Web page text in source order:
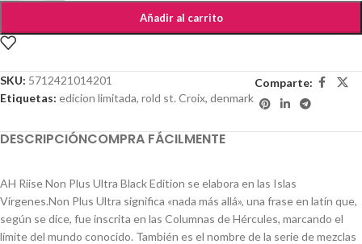
Añadir al carrito
SKU: 5712421014201
Etiquetas: edicion limitada, rold st. Croix, denmark
Comparte:
DESCRIPCIÓNCOMPRA FÁCILMENTE
AH Riise Non Plus Ultra Black Edition se elabora en las Islas
Vírgenes.Non Plus Ultra significa «nada más allá», una frase en latín que,
según se dice, fue inscrita en las Columnas de Hércules, marcando el
límite del mundo conocido. También es el nombre de la serie de mezclas